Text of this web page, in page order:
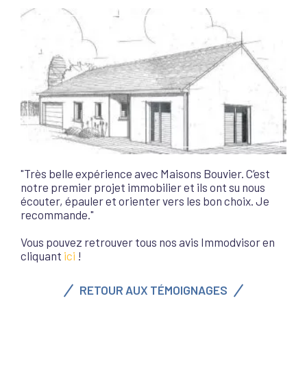
"Très belle expérience avec Maisons Bouvier. C’est
notre premier projet immobilier et ils ont su nous
écouter, épauler et orienter vers les bon choix. Je
recommande."
Vous pouvez retrouver tous nos avis Immodvisor en
cliquant ici !
RETOUR AUX TÉMOIGNAGES